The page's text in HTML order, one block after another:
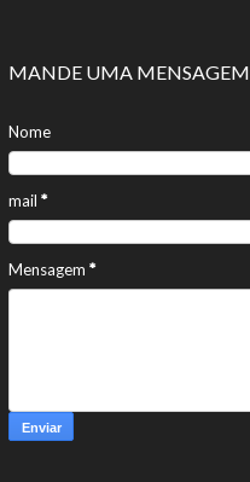
MANDE UMA MENSAGEM
Nome
mail *
Mensagem *